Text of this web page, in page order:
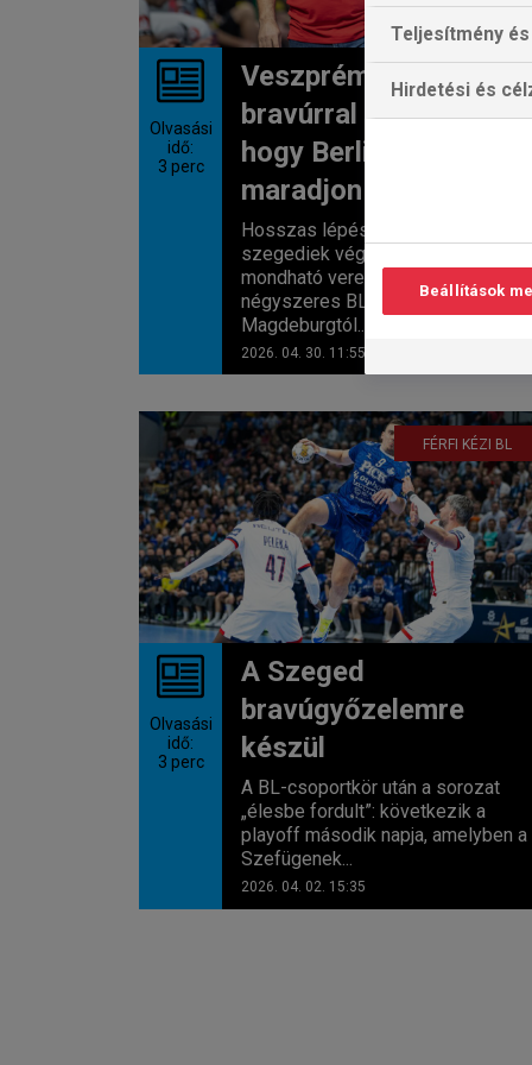
Olvasási
idő:
3 perc
Veszprém: csak
bravúrral van remény,
hogy Berlinre
maradjon belőle
Hosszas lépéstartás után a
szegediek végül súlyosnak is
mondható vereséget szenvedtek a
négyszeres BL-győztes
Magdeburgtól...
2026. 04. 30. 11:55
FÉRFI KÉZI BL
Olvasási
idő:
3 perc
A Szeged
bravúgyőzelemre
készül
A BL-csoportkör után a sorozat
„élesbe fordult”: következik a
playoff második napja, amelyben a
Szefügenek...
2026. 04. 02. 15:35
Teljesítmény
Hirdetési és
Beállítások